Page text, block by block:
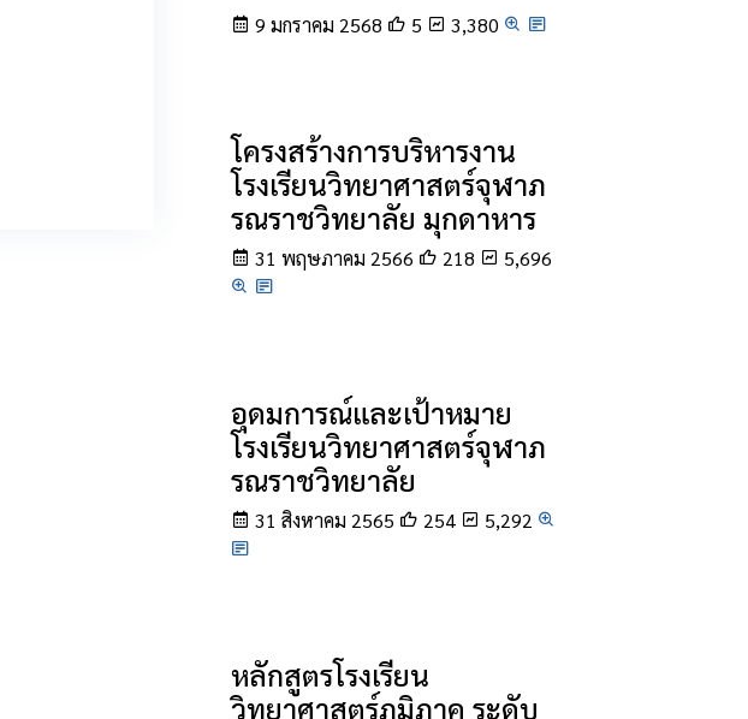
9 มกราคม 2568 5 3,380
โครงสร้างการบริหารงาน
โรงเรียนวิทยาศาสตร์จุฬาภ
รณราชวิทยาลัย มุกดาหาร
31 พฤษภาคม 2566 218 5,696
อุดมการณ์และเป้าหมาย
โรงเรียนวิทยาศาสตร์จุฬาภ
รณราชวิทยาลัย
31 สิงหาคม 2565 254 5,292
หลักสูตรโรงเรียน
วิทยาศาสตร์ภูมิภาค ระดับ